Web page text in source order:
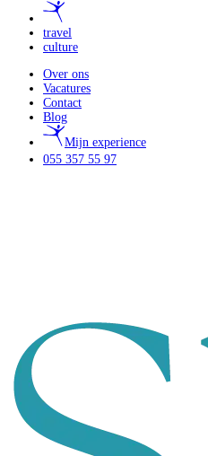
travel
culture
Over ons
Vacatures
Contact
Blog
Mijn experience
055 357 55 97